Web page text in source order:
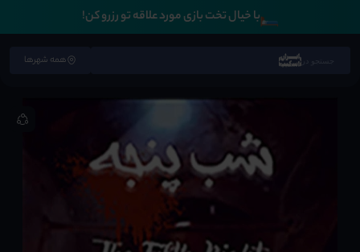
🛏️با خیال تخت بازی مورد علاقه تو رزرو کن!
همه شهرها